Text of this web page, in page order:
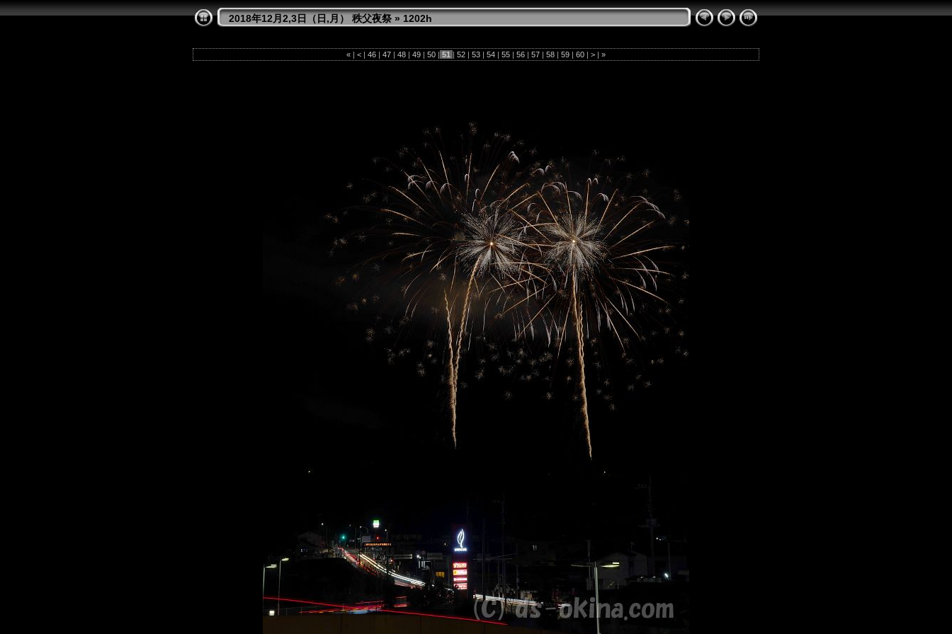
2018年12月2,3日（日,月） 秩父夜祭 » 1202h
« | < | 46 | 47 | 48 | 49 | 50 | 51 | 52 | 53 | 54 | 55 | 56 | 57 | 58 | 59 | 60 | > | »